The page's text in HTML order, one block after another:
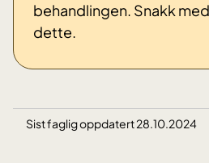
behandlingen. Snakk
dette.
Sist faglig oppdatert 28.10.2024